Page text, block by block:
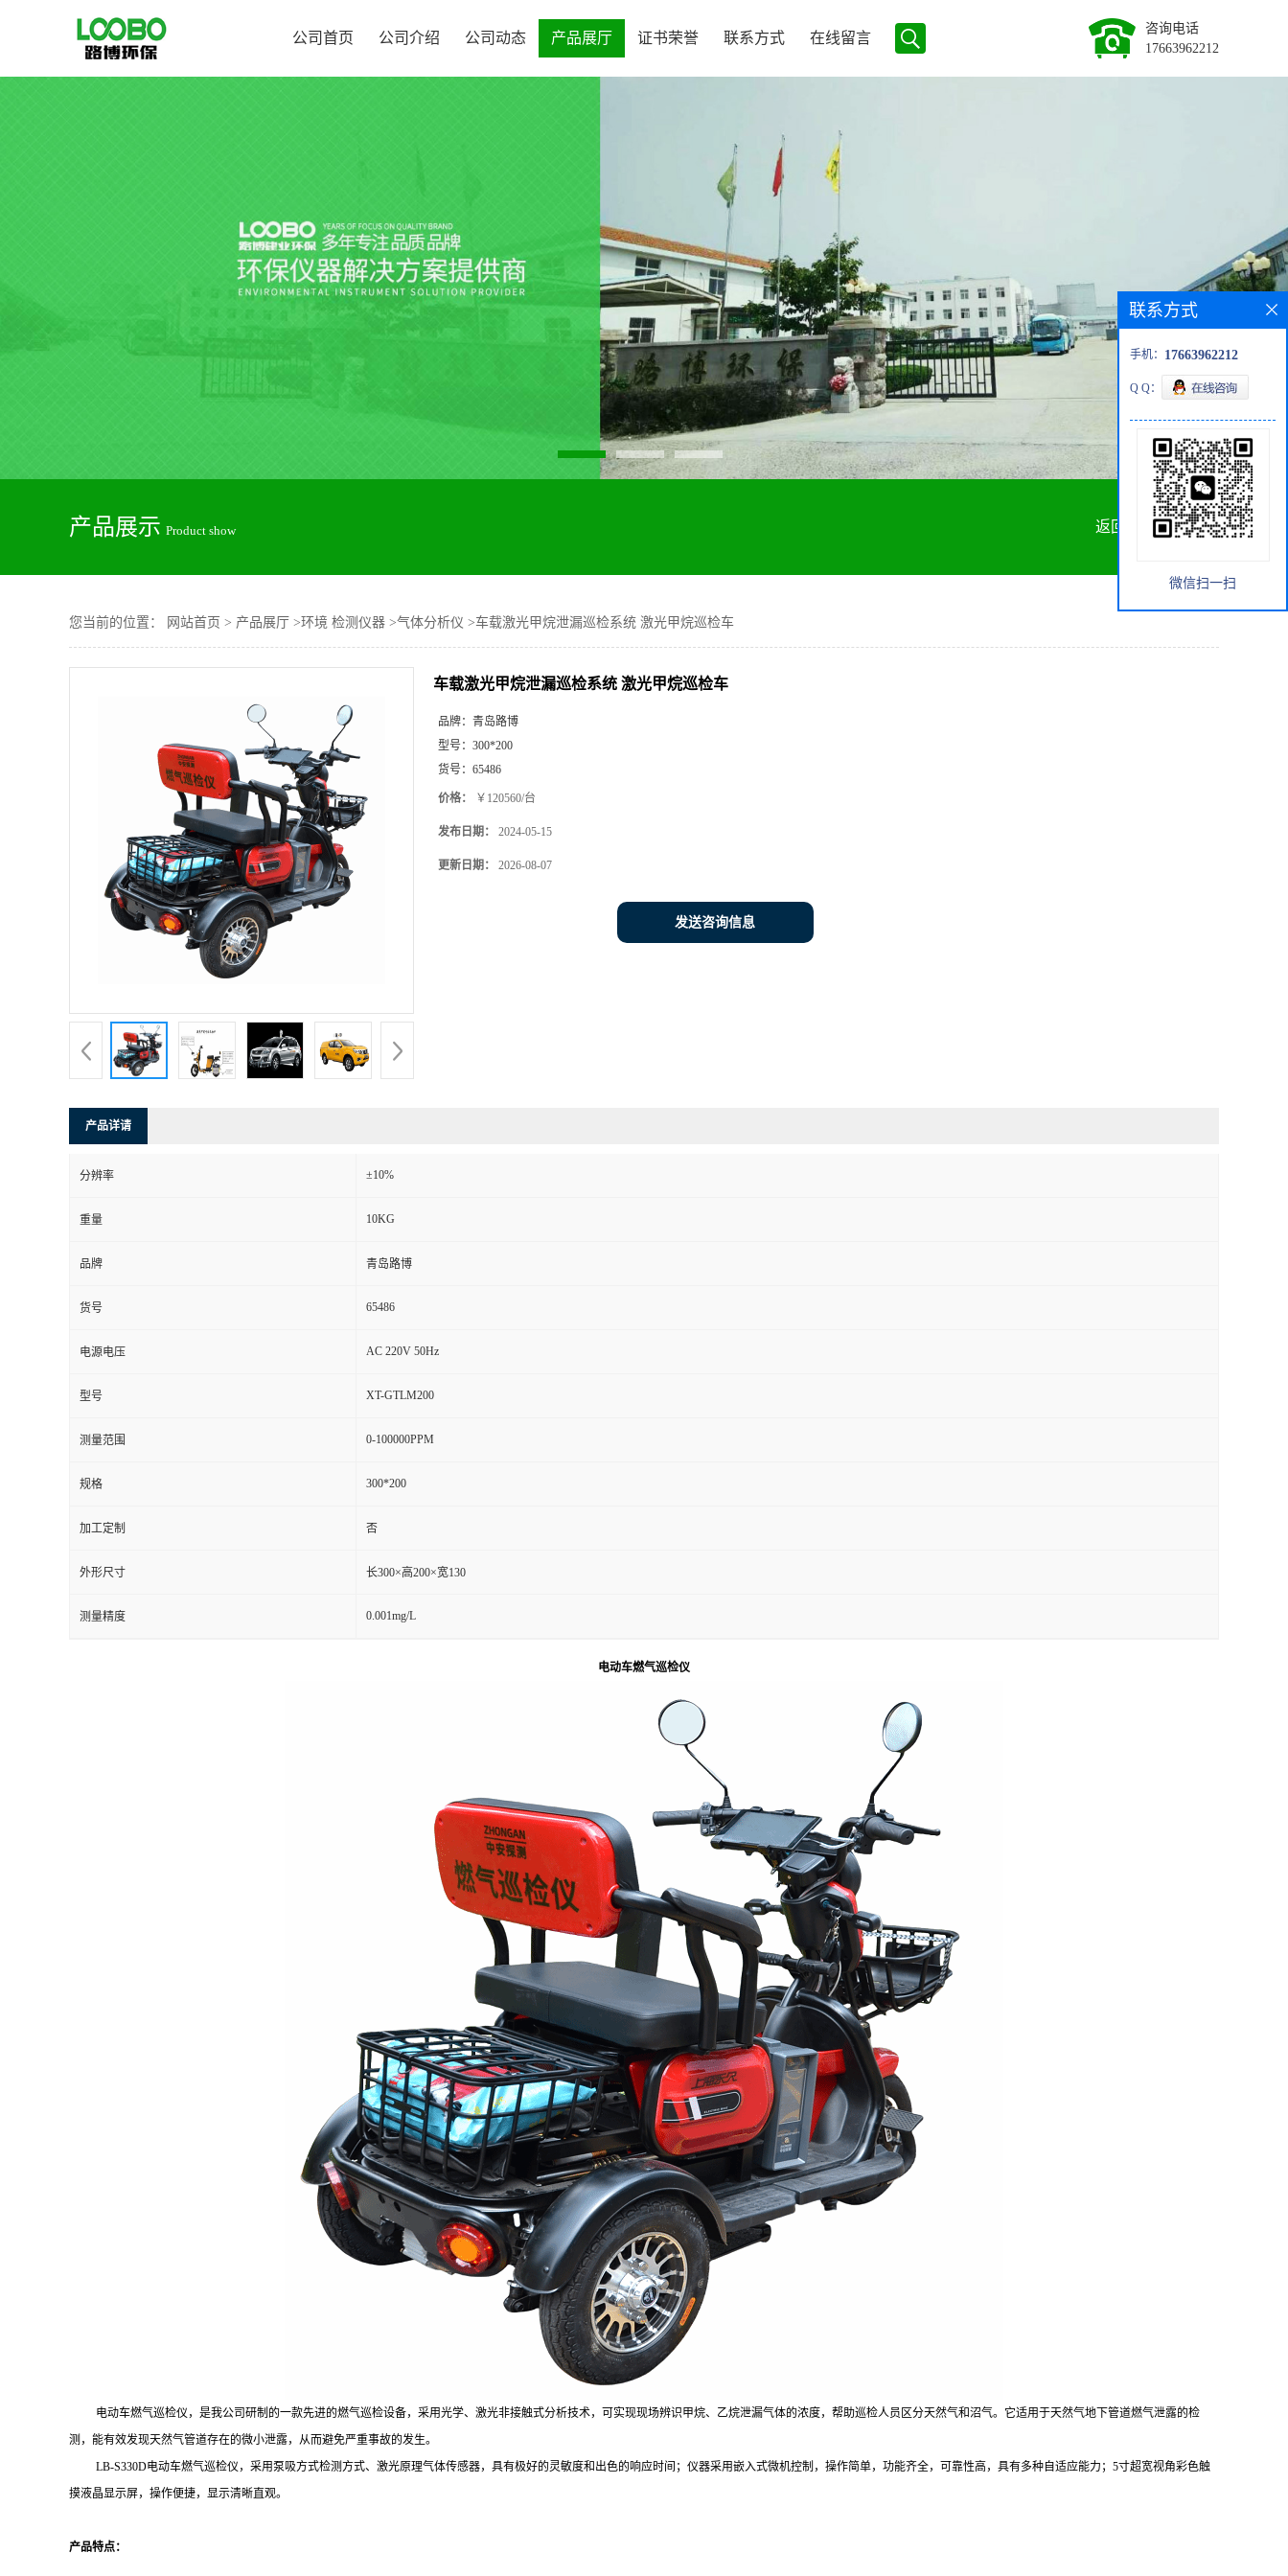
公司首页 公司介绍 公司动态 产品展厅 证书荣誉 联系方式 在线留言
咨询电话
17663962212
产品展示 Product show 返回首页
您当前的位置： 网站首页 > 产品展厅 >环境 检测仪器 >气体分析仪 >车载激光甲烷泄漏巡检系统 激光甲烷巡检车
车载激光甲烷泄漏巡检系统 激光甲烷巡检车
品牌： 青岛路博
型号： 300*200
货号： 65486
价格： ￥120560/台
发布日期： 2024-05-15
更新日期： 2026-08-07
发送咨询信息
产品详请
分辨率 ±10%
重量 10KG
品牌 青岛路博
货号 65486
电源电压 AC 220V 50Hz
型号 XT-GTLM200
测量范围 0-100000PPM
规格 300*200
加工定制 否
外形尺寸 长300×高200×宽130
测量精度 0.001mg/L
电动车燃气巡检仪
电动车燃气巡检仪，是我公司研制的一款先进的燃气巡检设备，采用光学、激光非接触式分析技术，可实现现场辨识甲烷、乙烷泄漏气体的浓度，帮助巡检人员区分天然气和沼气。它适用于天然气地下管道燃气泄露的检
测，能有效发现天然气管道存在的微小泄露，从而避免严重事故的发生。
LB-S330D电动车燃气巡检仪 ，采用泵吸方式检测方式、激光原理气体传感器，具有极好的灵敏度和出色的响应时间；仪器采用嵌入式微机控制，操作简单，功能齐全，可靠性高，具有多种自适应能力； 5寸超宽视角彩色触
摸液晶显示屏， 操作便捷，显示清晰直观。
产品特点：
联系方式
手机： 17663962212
Q Q：
微信扫一扫